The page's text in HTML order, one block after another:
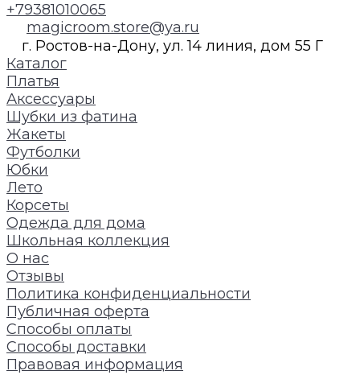
+79381010065
magicroom.store@ya.ru
г. Ростов-на-Дону, ул. 14 линия, дом 55 Г
Каталог
Платья
Аксессуары
Шубки из фатина
Жакеты
Футболки
Юбки
Лето
Корсеты
Одежда для дома
Школьная коллекция
О нас
Отзывы
Политика конфиденциальности
Публичная оферта
Способы оплаты
Способы доставки
Правовая информация